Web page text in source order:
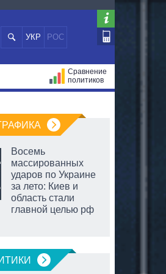
УКР РОС
Сравнение
политиков
Восемь
массированных
ударов по Украине
за лето: Киев и
область стали
главной целью рф